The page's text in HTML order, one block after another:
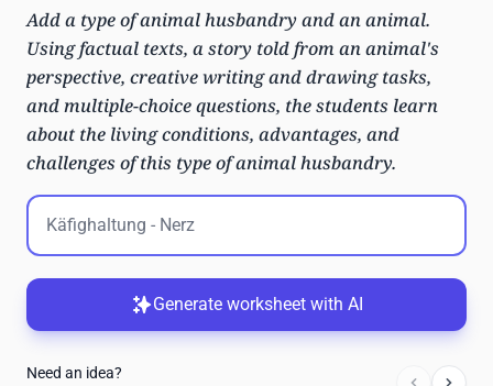
Add a type of animal husbandry and an animal.
Using factual texts, a story told from an animal's
perspective, creative writing and drawing tasks,
and multiple-choice questions, the students learn
about the living conditions, advantages, and
challenges of this type of animal husbandry.
Generate worksheet with AI
Need an idea?